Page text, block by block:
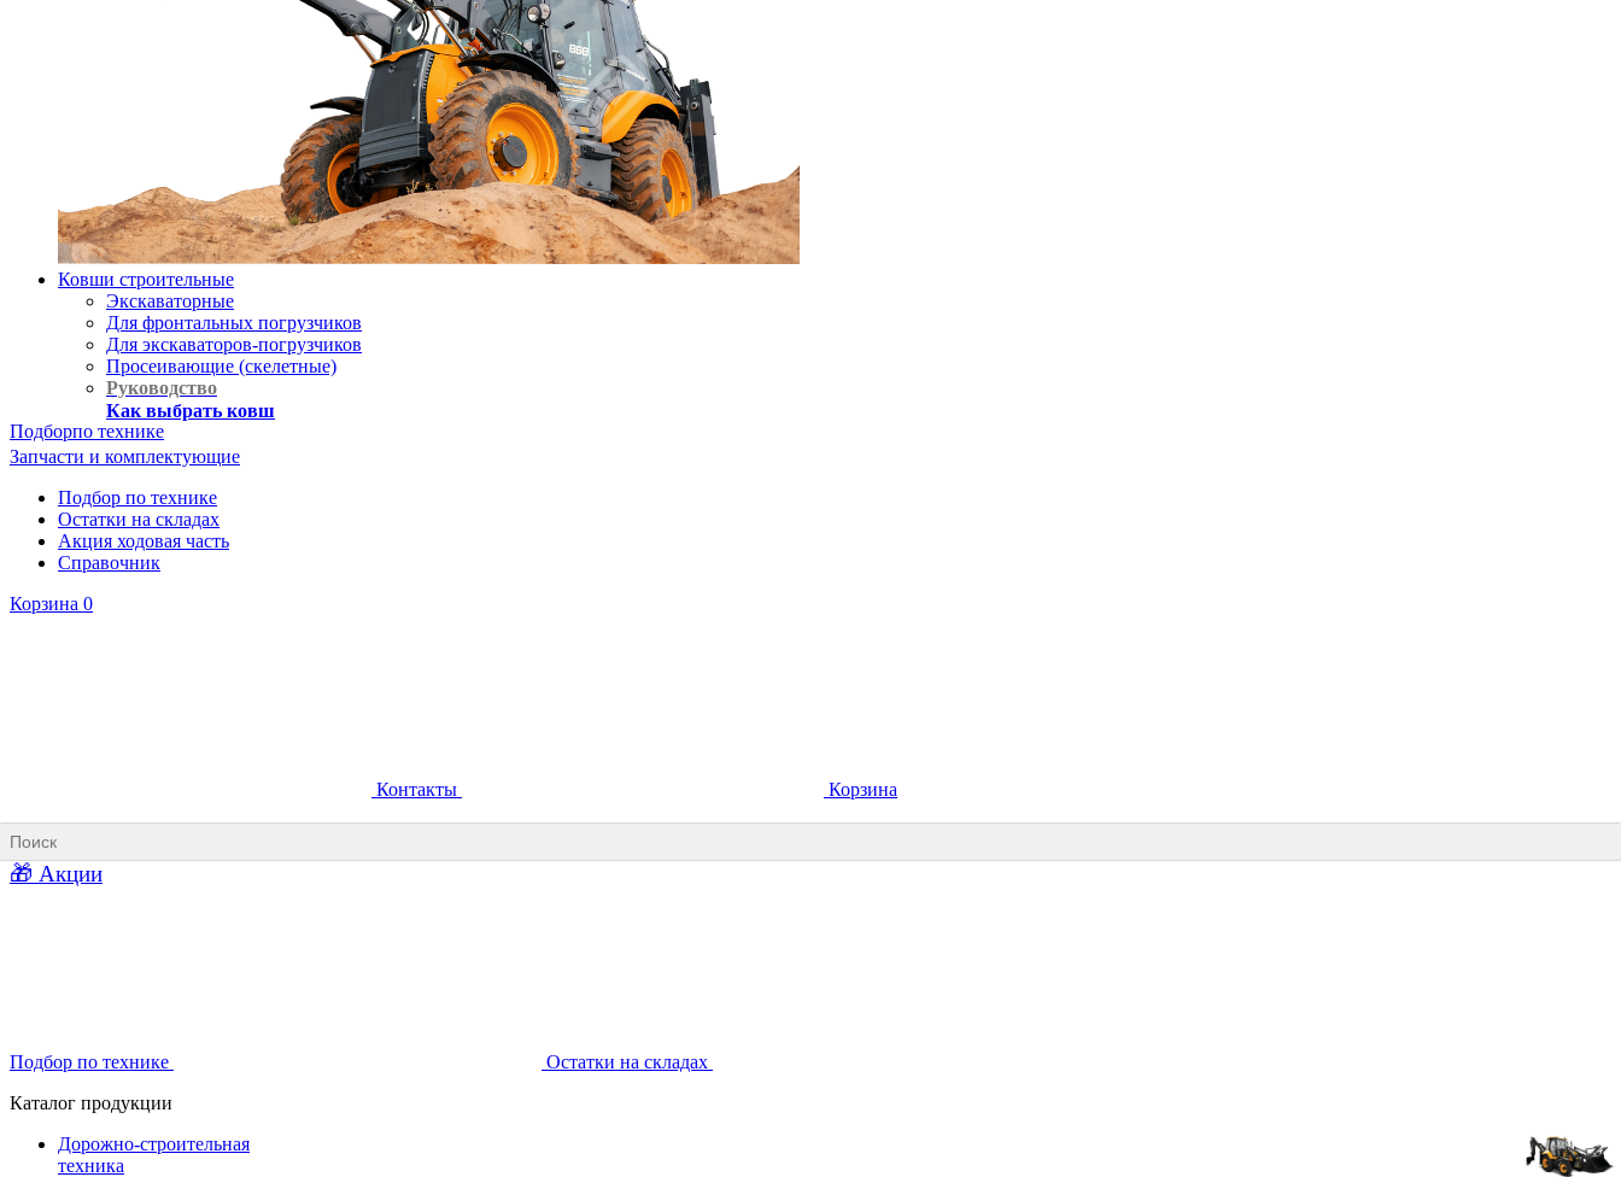
Ковши строительные
Экскаваторные
Для фронтальных погрузчиков
Для экскаваторов-погрузчиков
Просеивающие (скелетные)
Руководство
Как выбрать ковш
Ковши для фронтальных погрузчиков
Подборпо технике
Запчасти и комплектующие
Подбор по технике
Остатки на складах
Акция ходовая часть
Справочник
Корзина 0
Контакты Корзина
🎁 Акции
Подбор по технике
Остатки на складах
Каталог продукции
Дорожно-строительная
техника